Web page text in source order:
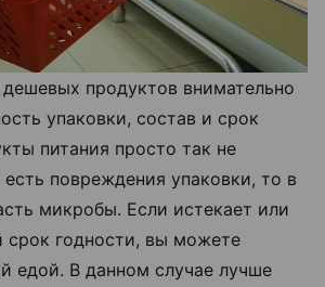
продуктов внимательно
упаковки, состав и срок
питания просто так не
повреждения упаковки, то в
микробы. Если истекает или
срок годности, вы можете
едой. В данном случае лучше